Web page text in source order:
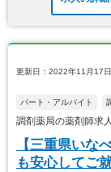
更新日：2022年11月17日
パート・アルバイト
調剤薬局の薬剤師求
【三重県いな
も安心してご